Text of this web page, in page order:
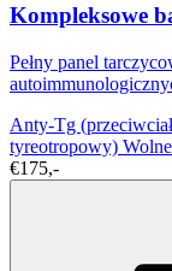
Kompleksowe
Pełny panel
Anty-Tg
tyreotropowy)
€175,-